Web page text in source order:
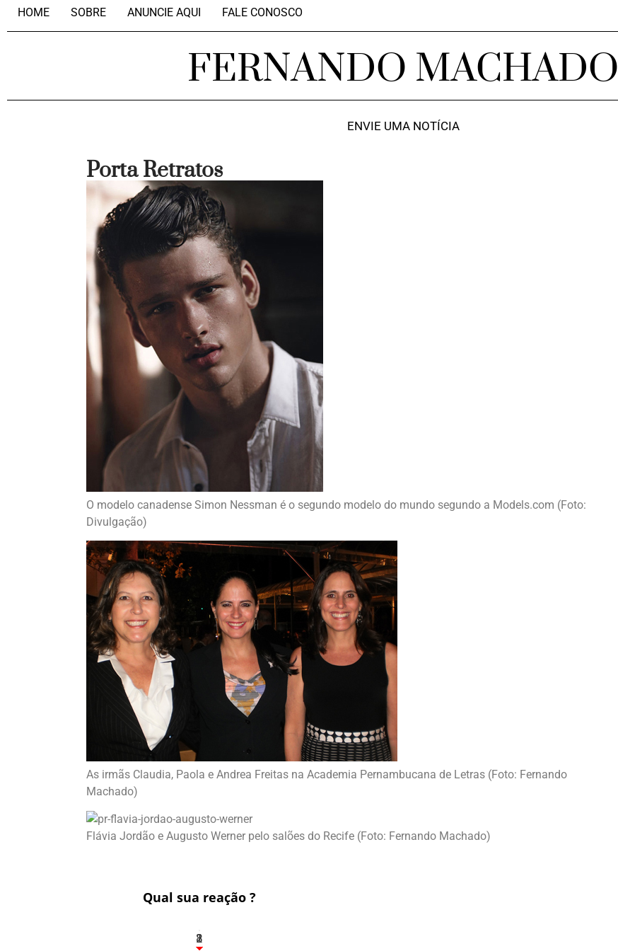
HOME SOBRE ANUNCIE AQUI FALE CONOSCO
FERNANDO MACHADO
ENVIE UMA NOTÍCIA
Porta Retratos
O modelo canadense Simon Nessman é o segundo modelo do mundo segundo a Models.com (Foto:
Divulgação)
As irmãs Claudia, Paola e Andrea Freitas na Academia Pernambucana de Letras (Foto: Fernando
Machado)
Flávia Jordão e Augusto Werner pelo salões do Recife (Foto: Fernando Machado)
Qual sua reação ?
1
2
8